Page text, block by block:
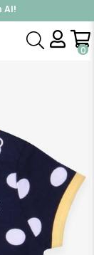
Al!
Ol!
0
Kız Bebek Zıbın Elbise Kedicorn Lacivert (1 Yaş)